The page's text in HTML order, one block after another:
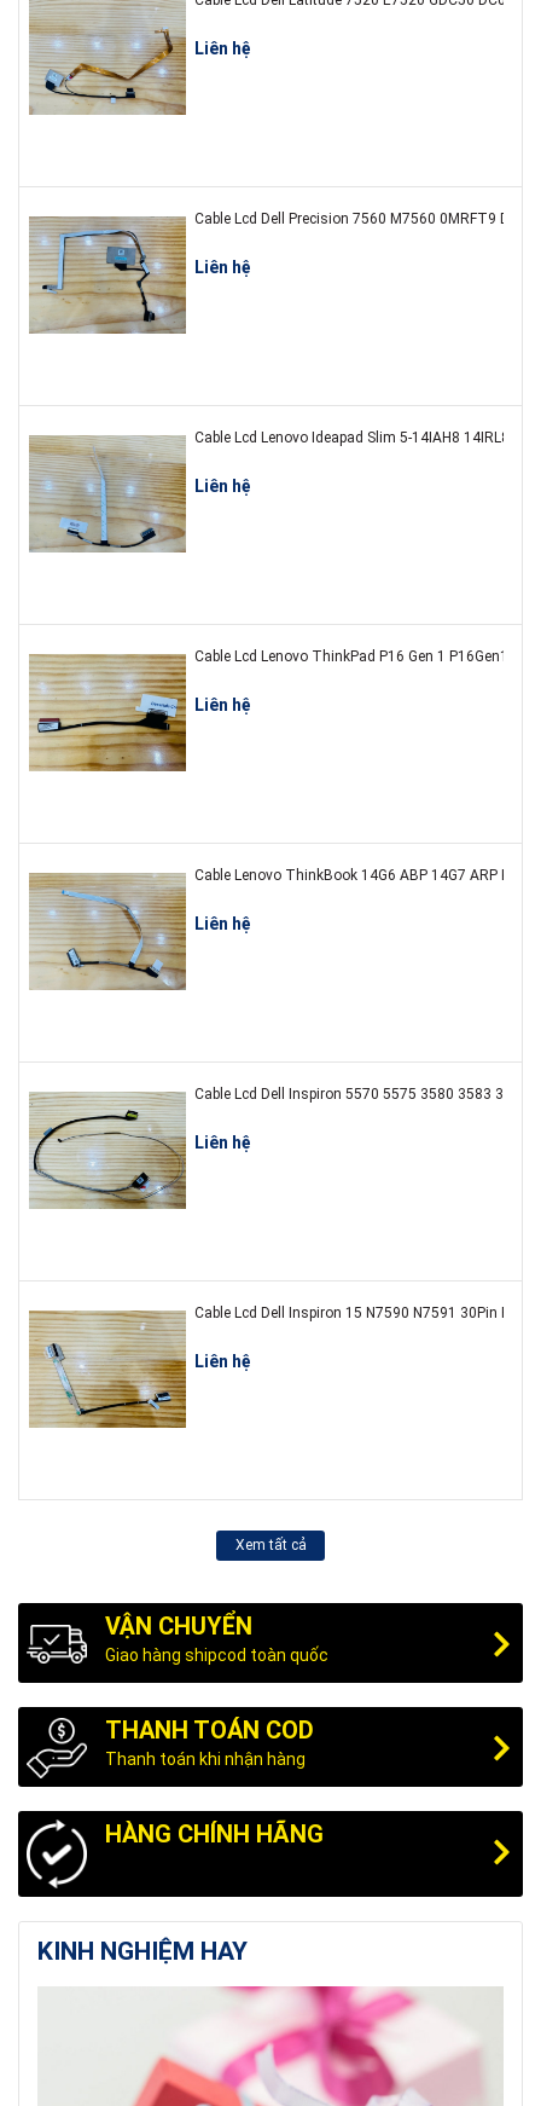
Liên hệ
Liên hệ
Liên hệ
Liên hệ
Liên hệ
Cable Lcd Dell Inspiron 5570 5575 3580 3583 3593
Liên hệ
Cable Lcd Dell Inspiron 15 N7590 N7591 30Pin
Liên hệ
Xem tất cả
VẬN CHUYỂN
Giao hàng shipcod toàn quốc
THANH TOÁN COD
Thanh toán khi nhận hàng
HÀNG CHÍNH HÃNG
KINH NGHIỆM HAY